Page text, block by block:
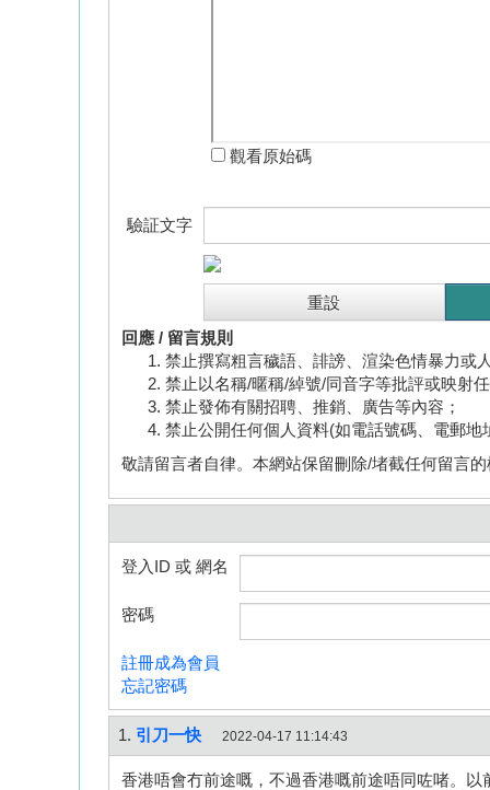
觀看原始碼
驗証文字
回應 / 留言規則
禁止撰寫粗言穢語、誹謗、渲染色情暴力或
禁止以名稱/暱稱/綽號/同音字等批評或映射
禁止發佈有關招聘、推銷、廣告等內容；
禁止公開任何個人資料(如電話號碼、電郵地
敬請留言者自律。本網站保留刪除/堵截任何留言的
登入ID 或 網名
密碼
註冊成為會員
忘記密碼
1. 引刀一快 2022-04-17 11:14:43
香港唔會冇前途嘅，不過香港嘅前途唔同咗啫。